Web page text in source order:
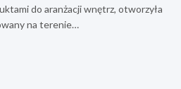
do aranżacji wnętrz, otworzyła
na terenie…